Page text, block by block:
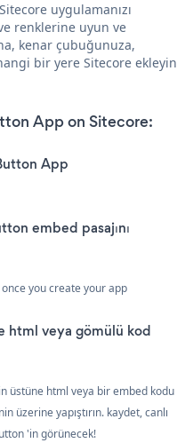
uygulamanızı
renklerine uyun ve
kenar çubuğunuza,
bir yere Sitecore ekleyin
App on Sitecore:
App
embed pasajını
you create your app
html veya gömülü kod
üstüne html veya bir embed kodu
üzerine yapıştırın. kaydet, canlı
'in görünecek!